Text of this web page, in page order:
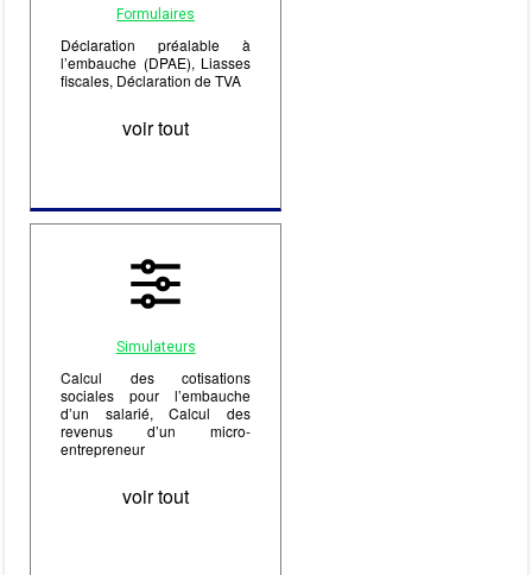
Formulaires
Déclaration préalable à
l’embauche (DPAE), Liasses
fiscales, Déclaration de TVA
voir tout
Simulateurs
Calcul des cotisations
sociales pour l’embauche
d’un salarié, Calcul des
revenus d’un micro-
entrepreneur
voir tout